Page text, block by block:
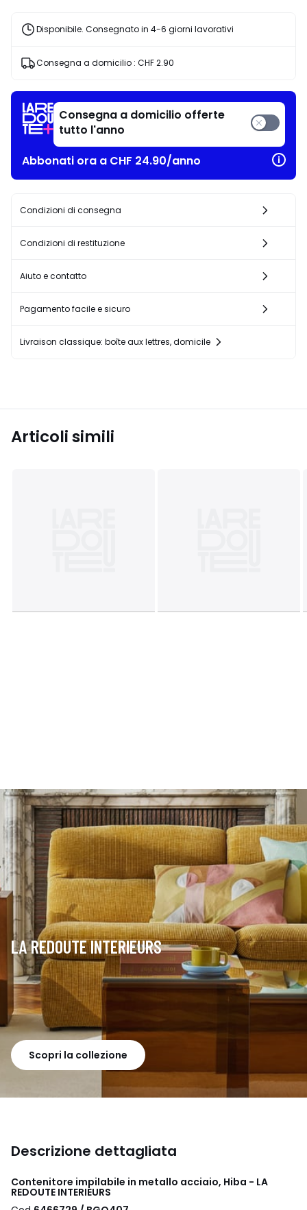
Disponibile. Consegnato in 4-6 giorni lavorativi
Consegna a domicilio : CHF 2.90
Consegna a domicilio offerte
tutto l'anno
Abbonati ora a CHF 24.90/anno
Condizioni di consegna
Condizioni di restituzione
Aiuto e contatto
Pagamento facile e sicuro
Livraison classique: boîte aux lettres, domicile
Articoli simili
LA REDOUTE INTERIEURS
Scopri la collezione
Descrizione dettagliata
Contenitore impilabile in metallo acciaio, Hiba - LA
REDOUTE INTERIEURS